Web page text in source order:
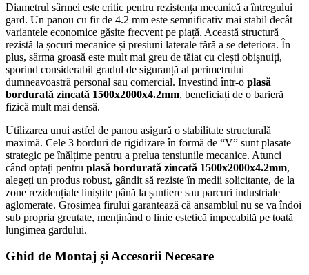
Diametrul sârmei este critic pentru rezistența mecanică a întregului
gard. Un panou cu fir de 4.2 mm este semnificativ mai stabil decât
variantele economice găsite frecvent pe piață. Această structură
rezistă la șocuri mecanice și presiuni laterale fără a se deteriora. În
plus, sârma groasă este mult mai greu de tăiat cu clești obișnuiți,
sporind considerabil gradul de siguranță al perimetrului
dumneavoastră personal sau comercial. Investind într-o plasă
bordurată zincată 1500x2000x4.2mm, beneficiați de o barieră
fizică mult mai densă.
Utilizarea unui astfel de panou asigură o stabilitate structurală
maximă. Cele 3 borduri de rigidizare în formă de “V” sunt plasate
strategic pe înălțime pentru a prelua tensiunile mecanice. Atunci
când optați pentru plasă bordurată zincată 1500x2000x4.2mm,
alegeți un produs robust, gândit să reziste în medii solicitante, de la
zone rezidențiale liniștite până la șantiere sau parcuri industriale
aglomerate. Grosimea firului garantează că ansamblul nu se va îndoi
sub propria greutate, menținând o linie estetică impecabilă pe toată
lungimea gardului.
Ghid de Montaj și Accesorii Necesare